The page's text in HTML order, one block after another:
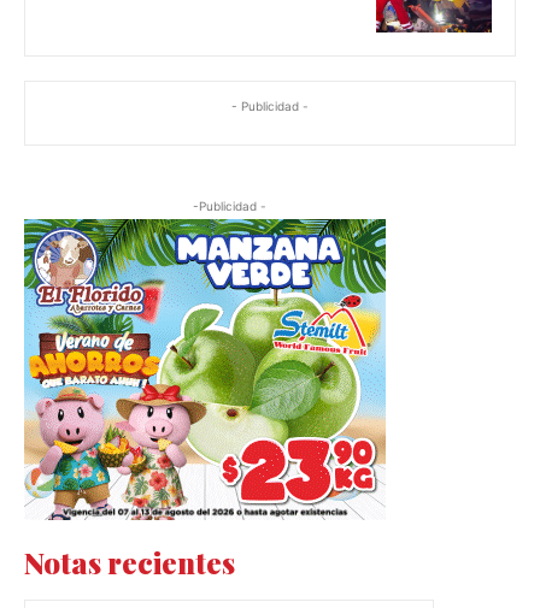
- Publicidad -
-Publicidad -
Notas recientes